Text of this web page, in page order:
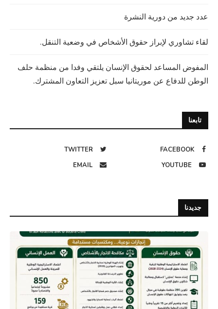
عدد جديد من دورية النشرة
لقاء تشاوري لإبراز حقوق الأشخاص في وضعية التنقل.
المفوض المساعد لحقوق الإنسان يلتقي وفدا من منظمة حلف
الوطن للدفاع عن موريتانيا سبل تعزيز التعاون المشترك.
تابعنا
FACEBOOK
TWITTER
YOUTUBE
EMAIL
جديدنا